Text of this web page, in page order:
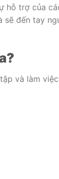
hỗ trợ của
sẽ đến tay
và làm